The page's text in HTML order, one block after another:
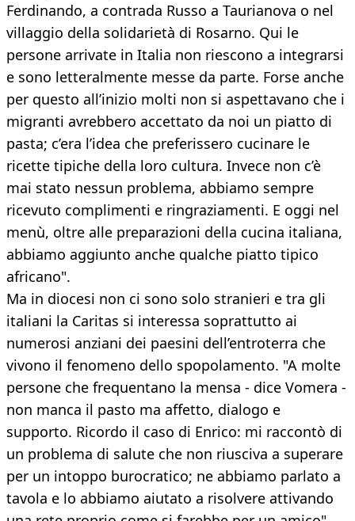
Ferdinando, a contrada Russo a Taurianova o nel
villaggio della solidarietà di Rosarno. Qui le
persone arrivate in Italia non riescono a integrarsi
e sono letteralmente messe da parte. Forse anche
per questo all’inizio molti non si aspettavano che i
migranti avrebbero accettato da noi un piatto di
pasta; c’era l’idea che preferissero cucinare le
ricette tipiche della loro cultura. Invece non c’è
mai stato nessun problema, abbiamo sempre
ricevuto complimenti e ringraziamenti. E oggi nel
menù, oltre alle preparazioni della cucina italiana,
abbiamo aggiunto anche qualche piatto tipico
africano".
Ma in diocesi non ci sono solo stranieri e tra gli
italiani la Caritas si interessa soprattutto ai
numerosi anziani dei paesini dell’entroterra che
vivono il fenomeno dello spopolamento. "A molte
persone che frequentano la mensa - dice Vomera -
non manca il pasto ma affetto, dialogo e
supporto. Ricordo il caso di Enrico: mi raccontò di
un problema di salute che non riusciva a superare
per un intoppo burocratico; ne abbiamo parlato a
tavola e lo abbiamo aiutato a risolvere attivando